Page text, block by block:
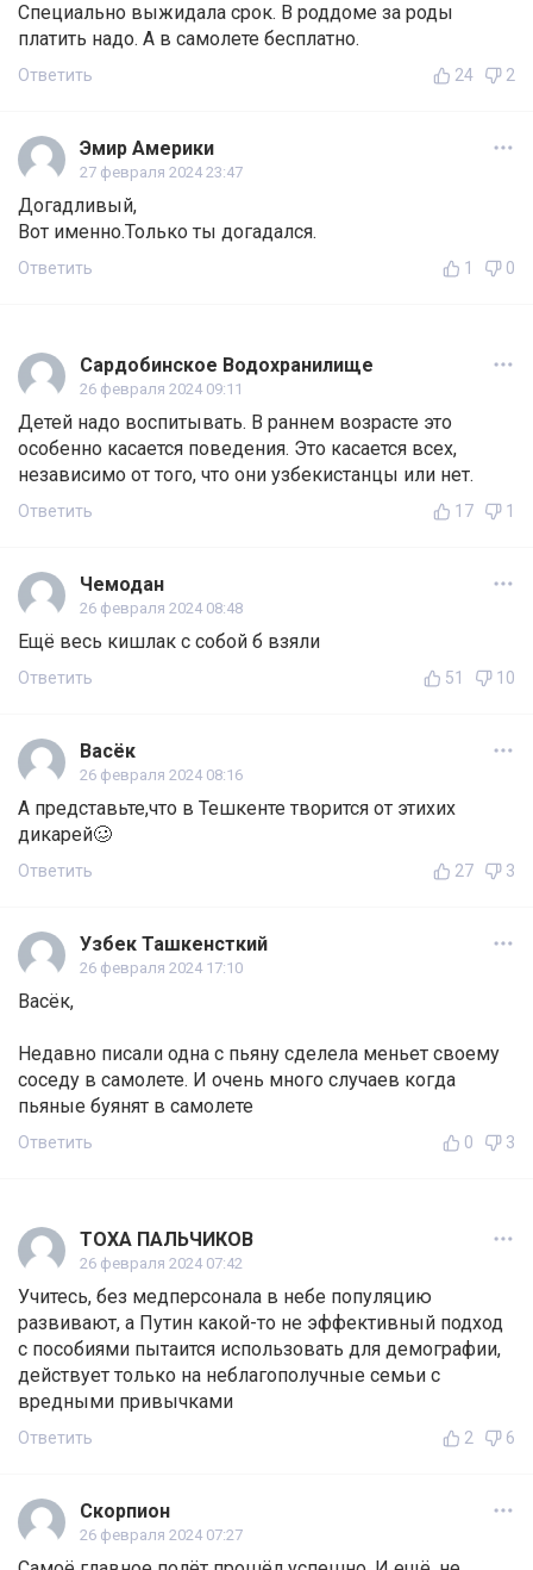
Специально выжидала срок. В роддоме за роды
платить надо. А в самолете бесплатно.
Ответить 24 2
Эмир Америки
27 февраля 2024 23:47
Догадливый,
Вот именно.Только ты догадался.
Ответить 1 0
Сардобинское Водохранилище
26 февраля 2024 09:11
Детей надо воспитывать. В раннем возрасте это
особенно касается поведения. Это касается всех,
независимо от того, что они узбекистанцы или нет.
Ответить 17 1
Чемодан
26 февраля 2024 08:48
Ещё весь кишлак с собой б взяли
Ответить 51 10
Васёк
26 февраля 2024 08:16
А представьте,что в Тешкенте творится от этихих
дикарей🥴
Ответить 27 3
Узбек Ташкенсткий
26 февраля 2024 17:10
Васёк,
Недавно писали одна с пьяну сделела меньет своему
соседу в самолете. И очень много случаев когда
пьяные буянят в самолете
Ответить 0 3
ТОХА ПАЛЬЧИКОВ
26 февраля 2024 07:42
Учитесь, без медперсонала в небе популяцию
развивают, а Путин какой-то не эффективный подход
с пособиями пытаится использовать для демографии,
действует только на неблагополучные семьи с
вредными привычками
Ответить 2 6
Скорпион
26 февраля 2024 07:27